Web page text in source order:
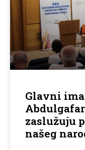
Glavni
zaslužuju
našeg